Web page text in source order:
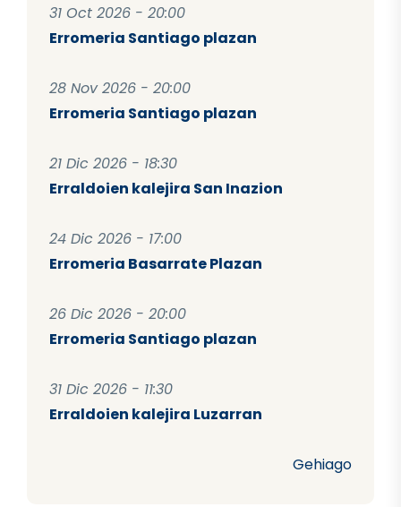
31 Oct 2026 - 20:00
Erromeria Santiago plazan
28 Nov 2026 - 20:00
Erromeria Santiago plazan
21 Dic 2026 - 18:30
Erraldoien kalejira San Inazion
24 Dic 2026 - 17:00
Erromeria Basarrate Plazan
26 Dic 2026 - 20:00
Erromeria Santiago plazan
31 Dic 2026 - 11:30
Erraldoien kalejira Luzarran
Gehiago